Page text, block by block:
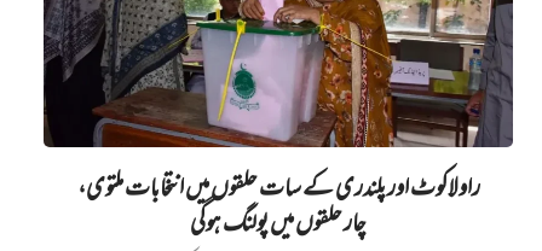
راولاکوٹ اور پلندری کے سات حلقوں میں انتخابات ملتوی،
چار حلقوں میں پولنگ ہوگی